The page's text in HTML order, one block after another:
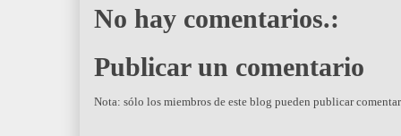
No hay comentarios.:
Publicar un comentario
Nota: sólo los miembros de este blog pueden publicar